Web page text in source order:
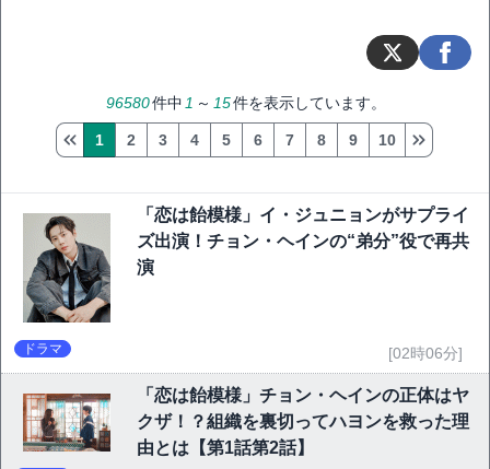
96580件中 1 ～ 15件を表示しています。
1 2 3 4 5 6 7 8 9 10
「恋は飴模様」イ・ジュニョンがサプライ
ズ出演！チョン・ヘインの“弟分”役で再共
演
ドラマ [02時06分]
「恋は飴模様」チョン・ヘインの正体はヤ
クザ！？組織を裏切ってハヨンを救った理
由とは【第1話第2話】